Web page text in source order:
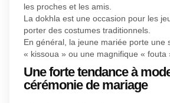
les proches et les amis.
La dokhla est une occasion pour les
porter des costumes traditionnels.
En général, la jeune mariée porte une
« kissoua » ou une magnifique « fouta
Une forte tendance à
cérémonie de mariage